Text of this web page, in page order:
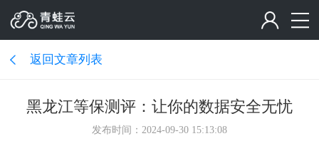
返回文章列表
黑龙江等保测评：让你的数据安全无忧
发布时间：2024-09-30 15:13:08